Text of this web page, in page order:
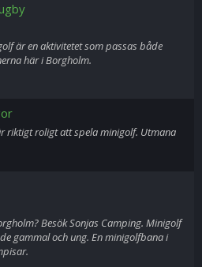
är en aktivitetet som passas både
här i Borgholm.
riktigt roligt att spela minigolf. Utmana
Besök Sonjas Camping. Minigolf
gammal och ung. En minigolfbana i